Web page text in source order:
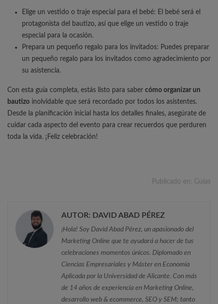
Elige un vestido o traje especial para el bebé: El bebé será el
protagonista del bautizo, así que elige un vestido o traje
especial para la ocasión.
Prepara un pequeño regalo para los invitados: Puedes preparar
un pequeño regalo para los invitados como agradecimiento por
su asistencia.
Con esta guía completa, estás listo para saber cómo organizar un
bautizo inolvidable que será recordado por todos los asistentes.
Desde la planificación inicial hasta los detalles finales, asegúrate de
cuidar cada aspecto del evento para crear recuerdos que perduren
toda la vida. ¡Feliz celebración!
Publicado en: Guías
AUTOR: DAVID ABAD PÉREZ
¡Hola! Soy David Abad Pérez, un apasionado del
Marketing Online que te ayudará a hacer de tus
celebraciones momentos únicos. Diplomado en
Ciencias Empresariales y Máster en Economía
Aplicada por la Universidad de Alicante. Con más
de 14 años de experiencia en Marketing Online,
desarrollo web & ecommerce, SEO y SEM; tanto